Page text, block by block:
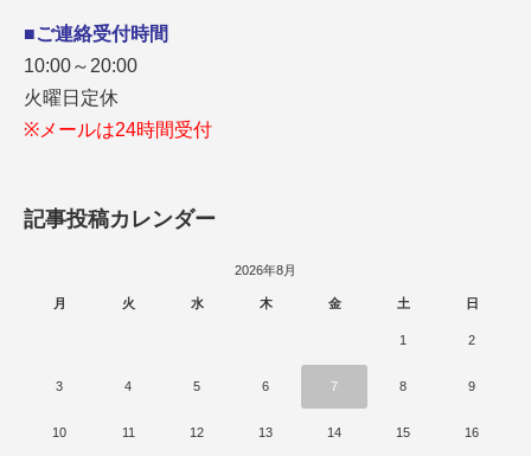
■ご連絡受付時間
10:00～20:00
火曜日定休
※メールは24時間受付
記事投稿カレンダー
2026年8月
月 火 水 木 金 土 日
1 2
3 4 5 6 7 8 9
10 11 12 13 14 15 16